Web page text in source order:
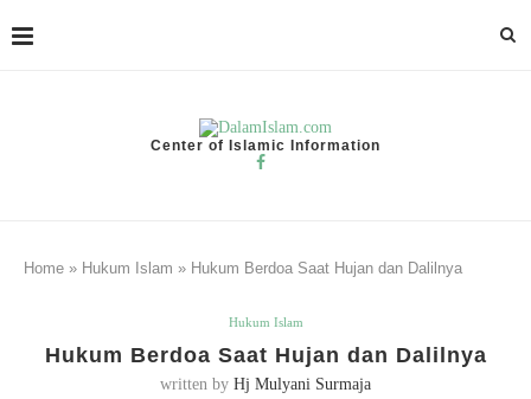
Center of Islamic Information
Home » Hukum Islam » Hukum Berdoa Saat Hujan dan Dalilnya
Hukum Islam
Hukum Berdoa Saat Hujan dan Dalilnya
written by Hj Mulyani Surmaja